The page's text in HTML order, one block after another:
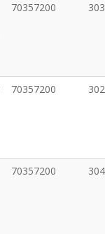
70357200 303
70357200 302
70357200 304